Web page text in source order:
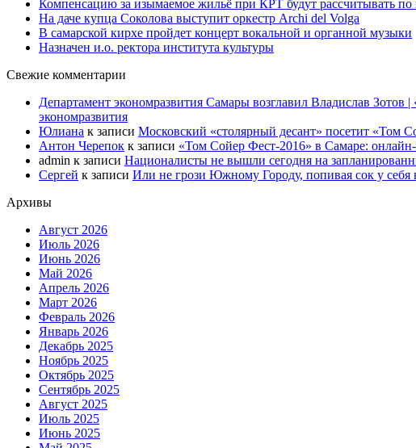
Компенсацию за изымаемое жильё при КРТ будут рассчитывать
На даче купца Соколова выступит оркестр Archi del Volga
В самарской кирхе пройдет концерт вокальной и органной музыки
Назначен и.о. ректора института культуры
Свежие комментарии
Департамент экономразвития Самары возглавил Владислав Зотов
экономразвития
Юлиана к записи Московский «столярный десант» посетит «Том
Антон Черепок к записи «Том Сойер Фест-2016» в Самаре:
admin к записи Националисты не вышли сегодня на
Сергей к записи Или не грози Южному Городу, попивая сок у себя
Архивы
Август 2026
Июль 2026
Июнь 2026
Май 2026
Апрель 2026
Март 2026
Февраль 2026
Январь 2026
Декабрь 2025
Ноябрь 2025
Октябрь 2025
Сентябрь 2025
Август 2025
Июль 2025
Июнь 2025